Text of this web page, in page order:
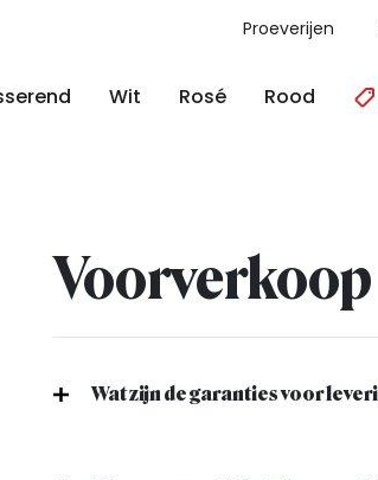
Proeverijen
Wit Rosé Rood
Voorverkoop
Wat zijn de garanties voor